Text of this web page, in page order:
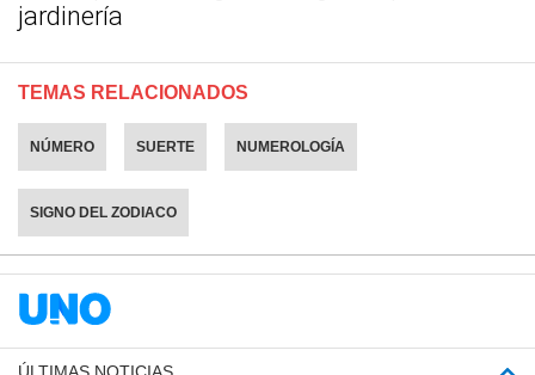
jardinería
TEMAS RELACIONADOS
NÚMERO SUERTE NUMEROLOGÍA
SIGNO DEL ZODIACO